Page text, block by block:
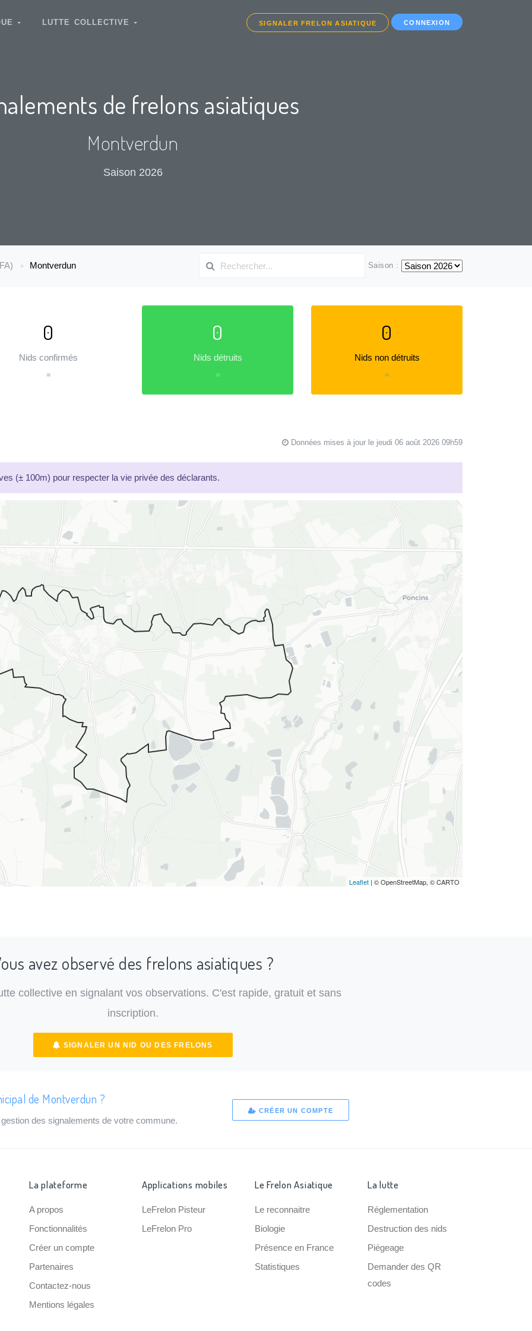
LUTTE COLLECTIVE SIGNALER FRELON ASIATIQUE CONNEXION
de frelons asiatiques
Montverdun
Saison 2026
Montverdun Saison :
0
Nids confirmés
=
0
Nids détruits
=
0
Nids non détruits
=
Données mises à jour le jeudi 06 août 2026 09h59
(± 100m) pour respecter la vie privée des déclarants.
Leaflet | © OpenStreetMap, © CARTO
avez observé des frelons asiatiques ?
collective en signalant vos observations. C'est rapide, gratuit et sans
inscription.
SIGNALER UN NID OU DES FRELONS
de Montverdun ?
des signalements de votre commune.
CRÉER UN COMPTE
La plateforme
A propos
Fonctionnalités
Créer un compte
Partenaires
Contactez-nous
Mentions légales
Applications mobiles
LeFrelon Pisteur
LeFrelon Pro
Le Frelon Asiatique
Le reconnaitre
Biologie
Présence en France
Statistiques
La lutte
Réglementation
Destruction des nids
Piégeage
Demander des QR
codes